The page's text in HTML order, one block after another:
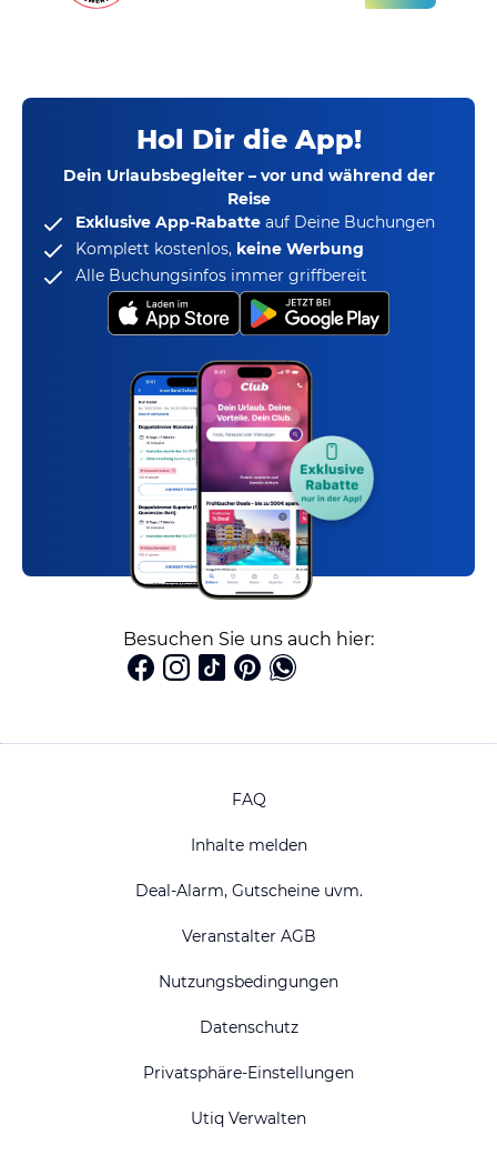
Hol Dir die App!
Dein Urlaubsbegleiter – vor und während der
Reise
Exklusive App-Rabatte auf Deine Buchungen
Komplett kostenlos, keine Werbung
Alle Buchungsinfos immer griffbereit
Besuchen Sie uns auch hier:
FAQ
Inhalte melden
Deal-Alarm, Gutscheine uvm.
Veranstalter AGB
Nutzungsbedingungen
Datenschutz
Privatsphäre-Einstellungen
Utiq Verwalten